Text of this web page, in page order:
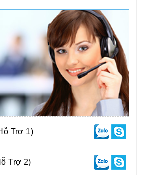
Trợ 1)
Trợ 2)